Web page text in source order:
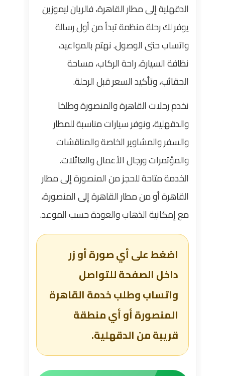
الدقهلية إلى مطار القاهرة، فالريان ليموزين
يوفر لك رحلة منظمة تبدأ من أول رسالة
واتساب حتى الوصول. نهتم بالمواعيد،
نظافة السيارة، راحة الركاب، مساحة
الحقائب، وتأكيد السعر قبل الرحلة.
نخدم رحلات القاهرة والمنصورة وطلخا
والدقهلية، ونوفر سيارات مناسبة للمطار
والسفر والمشاوير الخاصة والمناقشات
والمؤتمرات ورجال الأعمال والعائلات.
الخدمة متاحة للحجز من المنصورة إلى مطار
القاهرة أو من مطار القاهرة إلى المنصورة،
مع إمكانية الذهاب والعودة حسب الموعد.
اضغط على أي صورة أو زر
داخل الصفحة للتواصل
واتساب وطلب خدمة القاهرة
المنصورة أو أي منطقة
قريبة من الدقهلية.